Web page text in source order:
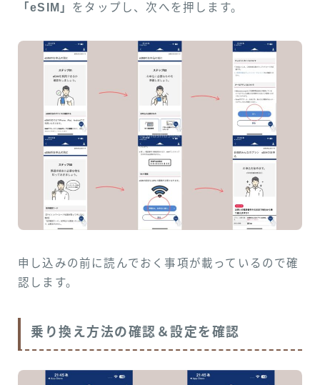
「eSIM」 をタップし、次へを押します。
申し込みの前に読んでおく事項が載っているので確
認します。
乗り換え方法の確認＆設定を確認